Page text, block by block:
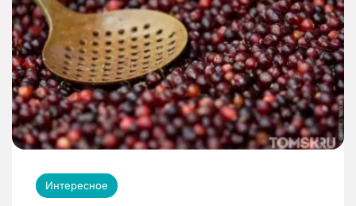
Интересное